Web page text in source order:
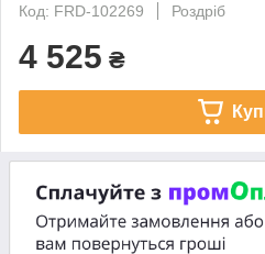
Код: FRD-102269
Роздріб
4 525 ₴